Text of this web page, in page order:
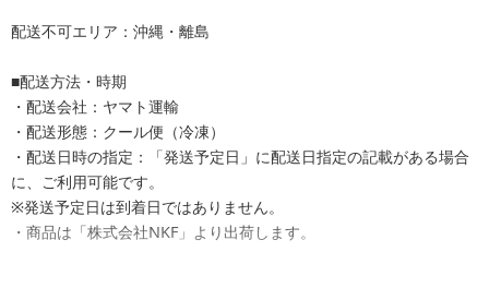
配送不可エリア：沖縄・離島
■配送方法・時期
・配送会社：ヤマト運輸
・配送形態：クール便（冷凍）
・配送日時の指定：「発送予定日」に配送日指定の記載がある場合
に、ご利用可能です。
※発送予定日は到着日ではありません。
・商品は「株式会社NKF」より出荷します。